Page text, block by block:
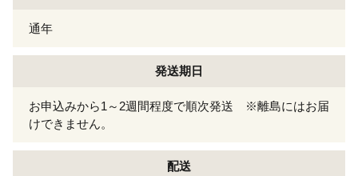
通年
発送期日
お申込みから1～2週間程度で順次発送 ※離島にはお届
けできません。
配送